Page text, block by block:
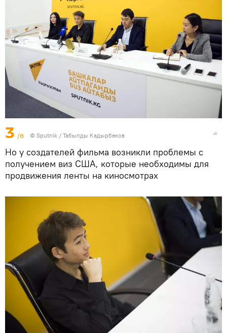
3 /8 © Sputnik / Табылды Кадырбеков
Но у создателей фильма возникли проблемы с
получением виз США, которые необходимы для
продвижения ленты на киносмотрах